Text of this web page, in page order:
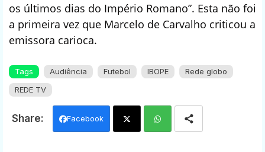
os últimos dias do Império Romano”. Esta não foi
a primeira vez que Marcelo de Carvalho criticou a
emissora carioca.
Tags Audiência Futebol IBOPE
Rede globo
REDE TV
Facebook